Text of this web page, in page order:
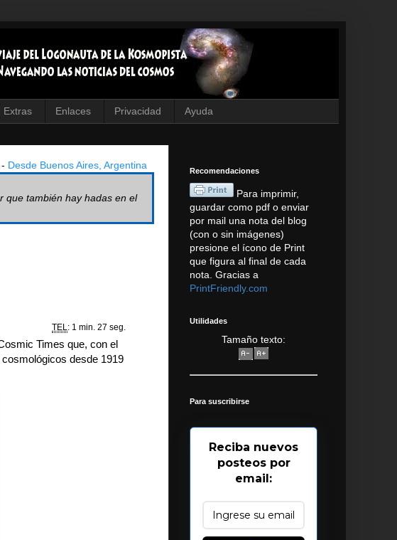
Extras Enlaces Privacidad Ayuda
Desde Buenos Aires, Argentina
que también hay hadas en el
TEL: 1 min. 27 seg.
Times que, con el
desde 1919
Recomendaciones
Para imprimir,
guardar como pdf o enviar
por mail una nota del blog
(con o sin imágenes)
presione el ícono de Print
que figura al final de cada
nota. Gracias a
PrintFriendly.com
Utilidades
Tamaño texto:
Para suscribirse
Reciba nuevos
posteos por
email: